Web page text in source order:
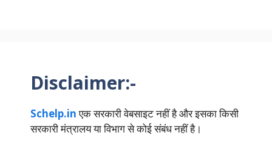
Disclaimer:-
Schelp.inएक सरकारी वेबसाइट नहीं है और इसका किसी
सरकारी मंत्रालय या विभाग से कोई संबंध नहीं है।